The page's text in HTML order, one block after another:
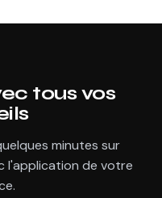
tous vos
minutes sur
l'application de votre